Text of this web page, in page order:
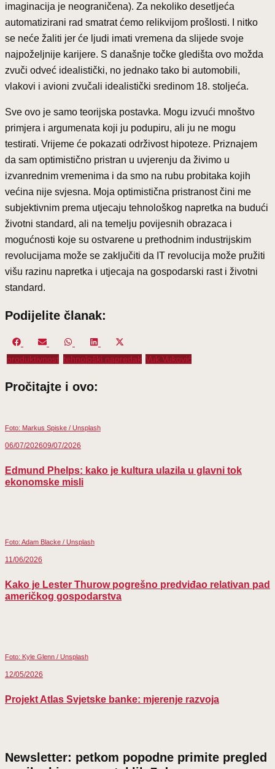
imaginacija je neograničena). Za nekoliko desetljeća
automatizirani rad smatrat ćemo relikvijom prošlosti. I nitko
se neće žaliti jer će ljudi imati vremena da slijede svoje
najpoželjnije karijere. S današnje točke gledišta ovo možda
zvuči odveć idealistički, no jednako tako bi automobili,
vlakovi i avioni zvučali idealistički sredinom 18. stoljeća.
Sve ovo je samo teorijska postavka. Mogu izvući mnoštvo
primjera i argumenata koji ju podupiru, ali ju ne mogu
testirati. Vrijeme će pokazati održivost hipoteze. Priznajem
da sam optimistično pristran u uvjerenju da živimo u
izvanrednim vremenima i da smo na rubu probitaka kojih
većina nije svjesna. Moja optimistična pristranost čini me
subjektivnim prema utjecaju tehnološkog napretka na budući
životni standard, ali na temelju povijesnih obrazaca i
mogućnosti koje su ostvarene u prethodnim industrijskim
revolucijama može se zaključiti da IT revolucija može pružiti
višu razinu napretka i utjecaja na gospodarski rast i životni
standard.
Podijelite članak:
Share
on
Share
on
Share
on
Share
on
on
produktivnost tehnološki napredak Vuk Vuković
Pročitajte i ovo:
Foto: Markus Spiske / Unsplash
06/07/202609/07/2026
Edmund Phelps: kako je kultura ulazila u glavni tok
ekonomske misli
Foto: Adam Blacke / Unsplash
11/06/2026
Kako je Lester Thurow pogrešno predviđao relativan pad
američkog gospodarstva
Foto: Kyle Glenn / Unsplash
12/05/2026
Projekt Atlas Svjetske banke: mjerenje razvoja
Newsletter: petkom popodne primite pregled